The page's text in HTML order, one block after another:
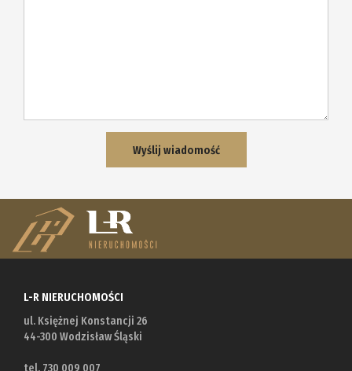
L-R NIERUCHOMOŚCI
ul. Księżnej Konstancji 26
44-300 Wodzisław Śląski